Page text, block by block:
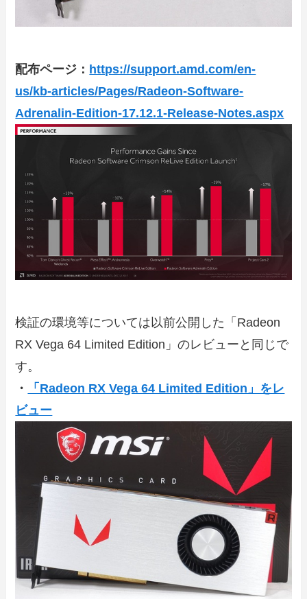
配布ページ： https://support.amd.com/en-
us/kb-articles/Pages/Radeon-Software-
Adrenalin-Edition-17.12.1-Release-Notes.aspx
検証の環境等については以前公開した「Radeon
RX Vega 64 Limited Edition」のレビューと同じで
す。
・
「Radeon RX Vega 64 Limited Edition」をレ
ビュー